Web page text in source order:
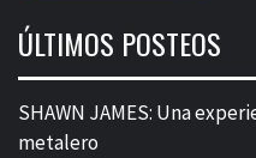
ÚLTIMOS POSTEOS
SHAWN JAMES: Una
metalero